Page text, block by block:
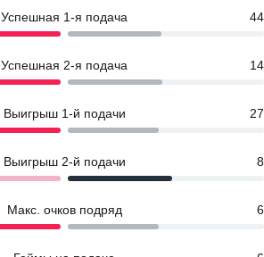
Успешная 1-я подача 44
Успешная 2-я подача 14
Выигрыш 1-й подачи 27
Выигрыш 2-й подачи 8
Макс. очков подряд 6